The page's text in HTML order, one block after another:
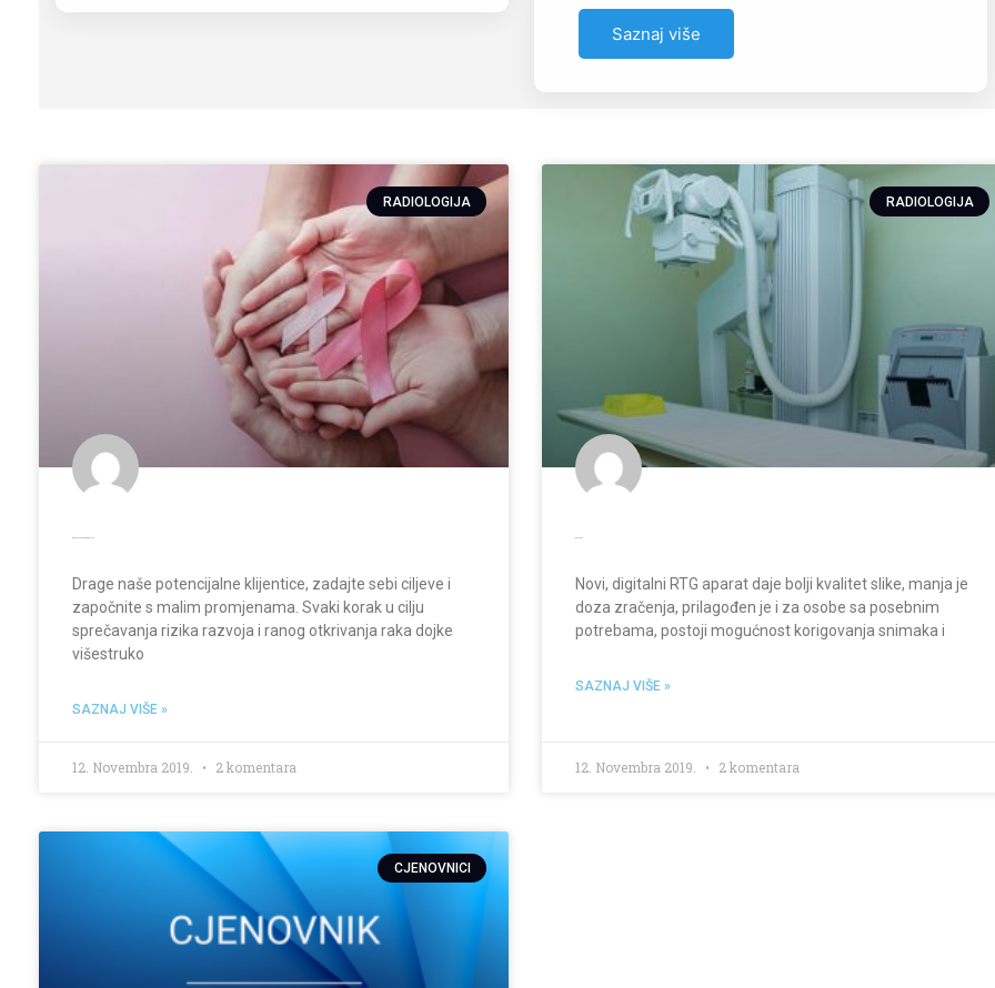
Saznaj više
RADIOLOGIJA
Drage naše potencijalne klijentice, zadajte sebi ciljeve i
započnite s malim promjenama. Svaki korak u cilju
sprečavanja rizika razvoja i ranog otkrivanja raka dojke
višestruko
SAZNAJ VIŠE »
12. Novembra 2019. 2 komentara
RADIOLOGIJA
Novi, digitalni RTG aparat daje bolji kvalitet slike, manja je
doza zračenja, prilagođen je i za osobe sa posebnim
potrebama, postoji mogućnost korigovanja snimaka i
SAZNAJ VIŠE »
12. Novembra 2019. 2 komentara
CJENOVNICI